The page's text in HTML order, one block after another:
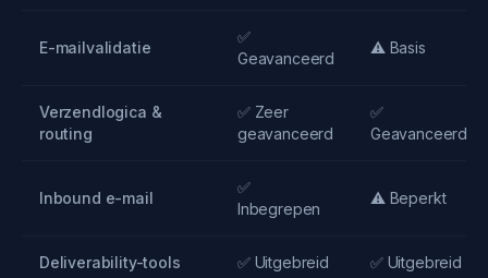
E-mailvalidatie
✅
Geavanceerd
⚠️ Basis
Verzendlogica &
routing
✅ Zeer
geavanceerd
✅
Geavanceerd
Inbound e-mail
✅
Inbegrepen
⚠️ Beperkt
Deliverability-tools ✅ Uitgebreid ✅ Uitgebreid